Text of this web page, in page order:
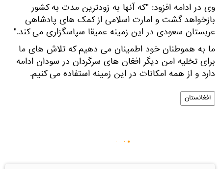
وی در ادامه افزود: "که آنها به زودترین مدت به کشور
بازخواهد گشت و امارت اسلامی از کمک های پادشاهی
عربستان سعودی در این زمینه عمیقا سپاسگزاری می کند."
ما به هموطنان خود اطمینان می دهیم که تلاش های ما
برای تخلیه امن دیگر افغان های سرگردان در سودان ادامه
دارد و از همه امکانات در این زمینه استفاده می کنیم.
افغانستان